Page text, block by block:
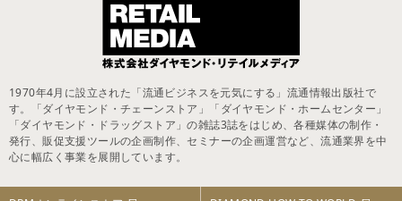
1970年4月に設立された「流通ビジネスを元気にする」流通情報出版社で
す。「ダイヤモンド・チェーンストア」「ダイヤモンド・ホームセンター」
「ダイヤモンド・ドラッグストア」の雑誌3誌をはじめ、各種媒体の制作・
発行、販促支援ツールの企画制作、セミナーの企画運営など、流通業界を中
心に幅広く事業を展開しています。